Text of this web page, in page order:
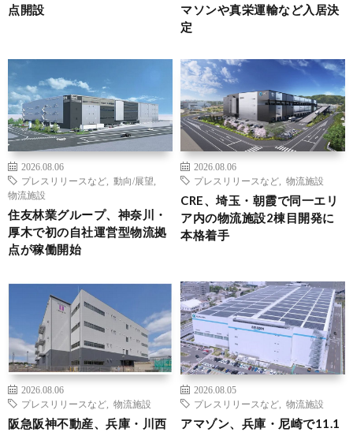
点開設
マソンや真栄運輸など入居決
定
2026.08.06
プレスリリースなど
動向/展望
物流施設
住友林業グループ、神奈川・
厚木で初の自社運営型物流拠
点が稼働開始
2026.08.06
プレスリリースなど
物流施設
CRE、埼玉・朝霞で同一エリ
ア内の物流施設2棟目開発に
本格着手
2026.08.06
プレスリリースなど
物流施設
阪急阪神不動産、兵庫・川西
2026.08.05
プレスリリースなど
物流施設
アマゾン、兵庫・尼崎で11.1